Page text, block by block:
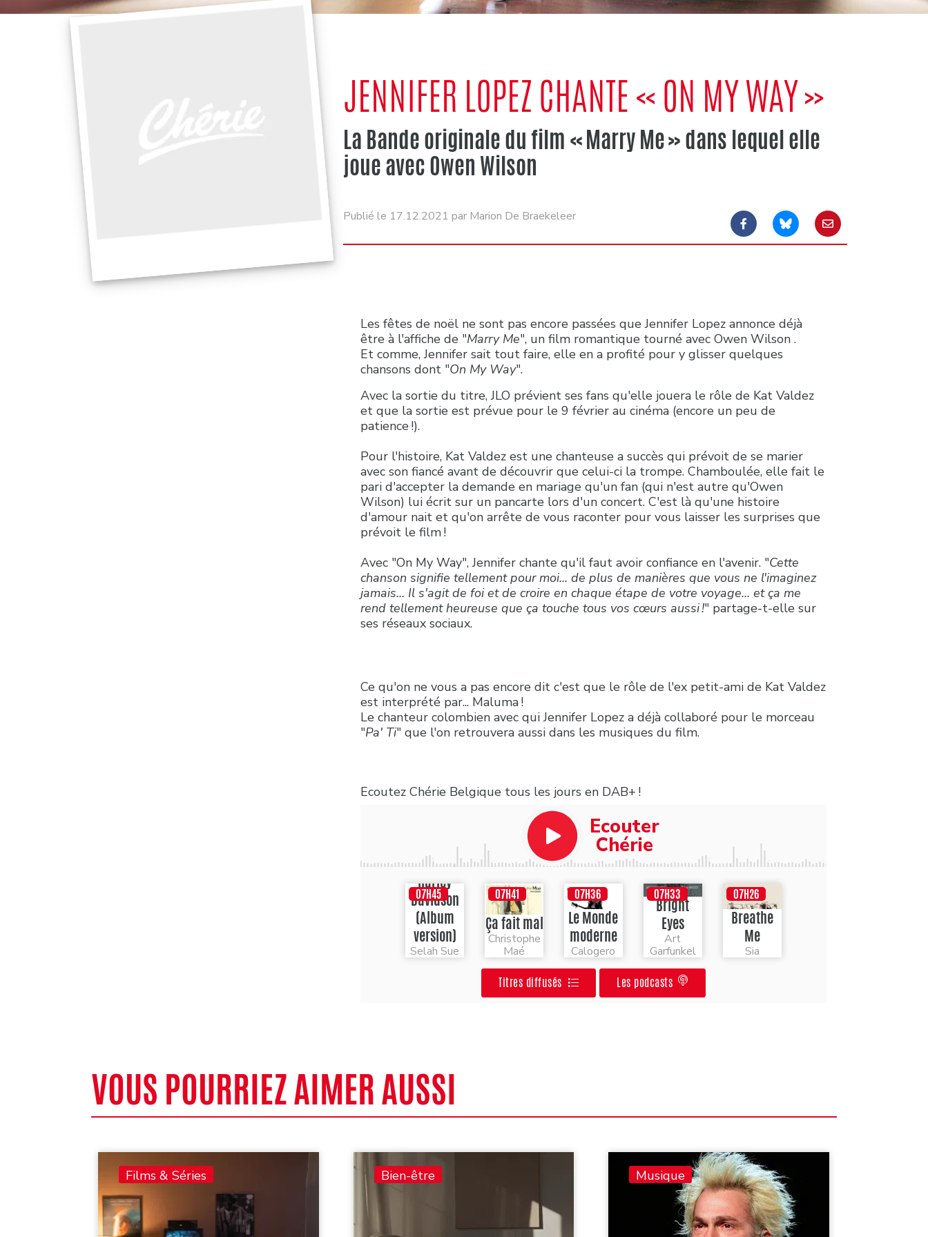
JENNIFER LOPEZ CHANTE « ON MY WAY »
La Bande originale du film « Marry Me » dans lequel elle
joue avec Owen Wilson
Publié le 17.12.2021 par Marion De Braekeleer
Les fêtes de noël ne sont pas encore passées que Jennifer Lopez annonce déjà
être à l'affiche de "Marry Me", un film romantique tourné avec Owen Wilson .
Et comme, Jennifer sait tout faire, elle en a profité pour y glisser quelques
chansons dont "On My Way".
Avec la sortie du titre, JLO prévient ses fans qu'elle jouera le rôle de Kat Valdez
et que la sortie est prévue pour le 9 février au cinéma (encore un peu de
patience !).
Pour l'histoire, Kat Valdez est une chanteuse a succès qui prévoit de se marier
avec son fiancé avant de découvrir que celui-ci la trompe. Chamboulée, elle fait le
pari d'accepter la demande en mariage qu'un fan (qui n'est autre qu'Owen
Wilson) lui écrit sur un pancarte lors d'un concert. C'est là qu'une histoire
d'amour nait et qu'on arrête de vous raconter pour vous laisser les surprises que
prévoit le film !
Avec "On My Way", Jennifer chante qu'il faut avoir confiance en l'avenir. "Cette
chanson signifie tellement pour moi... de plus de manières que vous ne l'imaginez
jamais... Il s'agit de foi et de croire en chaque étape de votre voyage... et ça me
rend tellement heureuse que ça touche tous vos cœurs aussi !" partage-t-elle sur
ses réseaux sociaux.
Ce qu'on ne vous a pas encore dit c'est que le rôle de l'ex petit-ami de Kat Valdez
est interprété par... Maluma !
Le chanteur colombien avec qui Jennifer Lopez a déjà collaboré pour le morceau
"Pa' Ti" que l'on retrouvera aussi dans les musiques du film.
Ecoutez Chérie Belgique tous les jours en DAB+ !
Ecouter
Chérie
07H45
Harley
Davidson
(Album
version)
Selah Sue
07H41
Ça fait mal
Christophe
Maé
07H36
Le Monde
moderne
Calogero
07H33
Bright
Eyes
Art
Garfunkel
07H26
Breathe
Me
Sia
Titres diffusés Les podcasts
VOUS POURRIEZ AIMER AUSSI
Films & Séries Bien-être Musique